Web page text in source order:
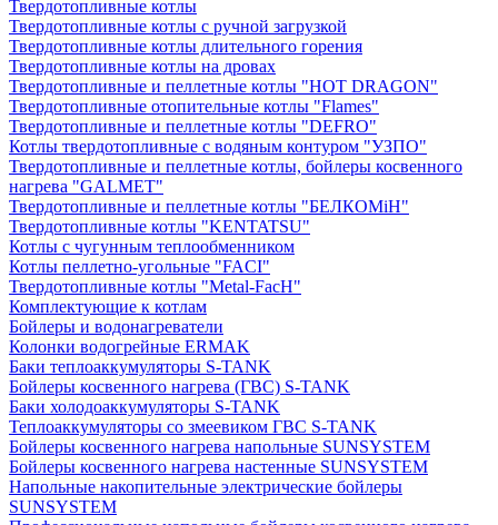
Твердотопливные котлы
Твердотопливные котлы с ручной загрузкой
Твердотопливные котлы длительного горения
Твердотопливные котлы на дровах
Твердотопливные и пеллетные котлы "HOT DRAGON"
Твердотопливные отопительные котлы "Flames"
Твердотопливные и пеллетные котлы "DEFRO"
Котлы твердотопливные с водяным контуром "УЗПО"
Твердотопливные и пеллетные котлы, бойлеры косвенного
нагрева "GALMET"
Твердотопливные и пеллетные котлы "БЕЛКОМiН"
Твердотопливные котлы "KENTATSU"
Котлы с чугунным теплообменником
Котлы пеллетно-угольные "FACI"
Твердотопливные котлы "Metal-FacH"
Комплектующие к котлам
Бойлеры и водонагреватели
Колонки водогрейные ERMAK
Баки теплоаккумуляторы S-TANK
Бойлеры косвенного нагрева (ГВС) S-TANK
Баки холодоаккумуляторы S-TANK
Теплоаккумуляторы со змеевиком ГВС S-TANK
Бойлеры косвенного нагрева напольные SUNSYSTEM
Бойлеры косвенного нагрева настенные SUNSYSTEM
Напольные накопительные электрические бойлеры
SUNSYSTEM